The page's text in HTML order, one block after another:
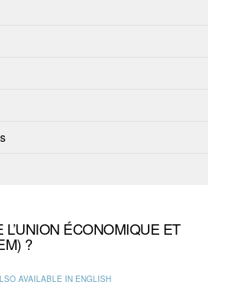
L’UNION ÉCONOMIQUE ET
?
AVAILABLE IN ENGLISH